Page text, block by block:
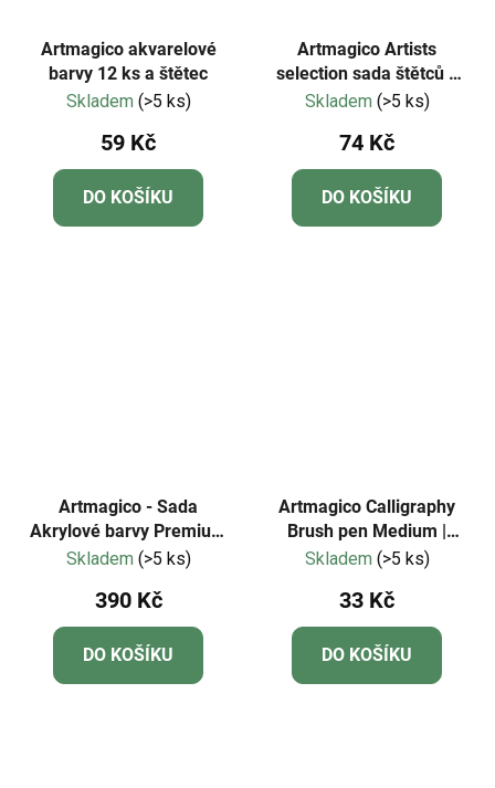
Artmagico akvarelové
barvy 12 ks a štětec
Skladem (>5 ks)
59 Kč
DO KOŠÍKU
Artmagico Artists
selection sada štětců 5
kusů
Skladem (>5 ks)
74 Kč
DO KOŠÍKU
Artmagico - Sada
Akrylové barvy Premium
10 ks
Skladem (>5 ks)
390 Kč
DO KOŠÍKU
Artmagico Calligraphy
Brush pen Medium |
80012
Skladem (>5 ks)
33 Kč
DO KOŠÍKU